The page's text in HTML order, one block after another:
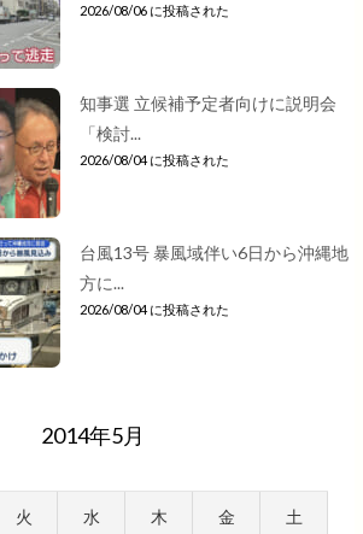
2026/08/06 に投稿された
知事選 立候補予定者向けに説明会
「検討...
2026/08/04 に投稿された
台風13号 暴風域伴い6日から沖縄地
方に...
2026/08/04 に投稿された
2014年5月
火 水 木 金 土